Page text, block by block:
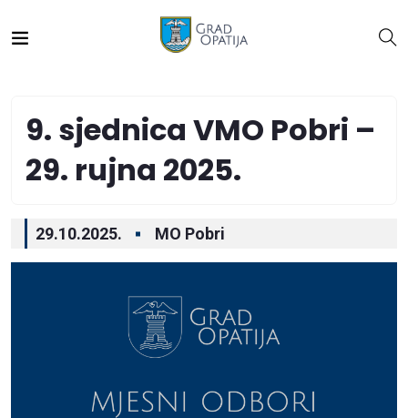
9. sjednica VMO Pobri –
29. rujna 2025.
29.10.2025. MO Pobri